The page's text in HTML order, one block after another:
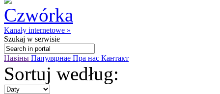
Kanały internetowe »
Szukaj w serwisie
Навіны Папулярнае Пра нас Кантакт
Sortuj według: